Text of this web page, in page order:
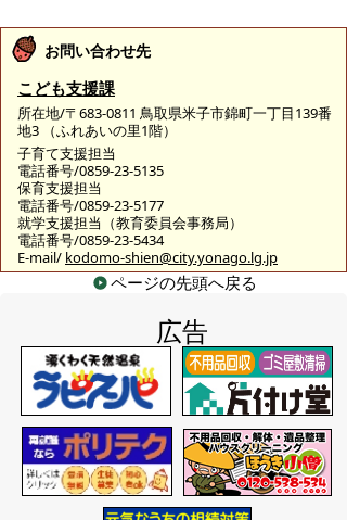
お問い合わせ先
こども支援課
所在地/〒683-0811 鳥取県米子市錦町一丁目139番
地3 （ふれあいの里1階）
子育て支援担当
電話番号/0859-23-5135
保育支援担当
電話番号/0859-23-5177
就学支援担当（教育委員会事務局）
電話番号/0859-23-5434
E-mail/ kodomo-shien@city.yonago.lg.jp
ページの先頭へ戻る
広告